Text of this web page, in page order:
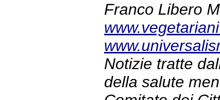
Franco Libero
Notizie tratte
della salute